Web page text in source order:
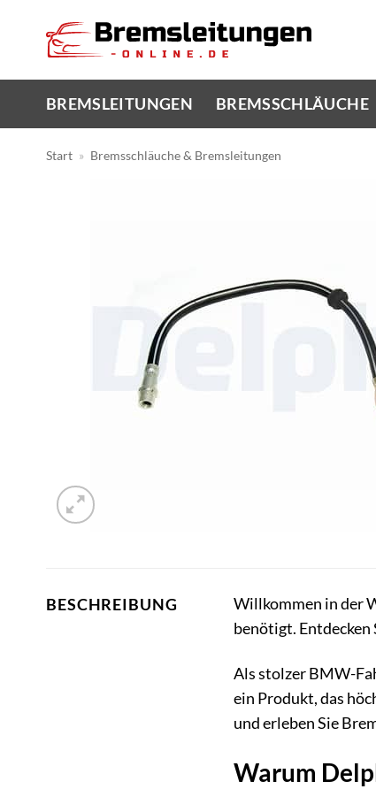
springen
BREMSLEITUNGEN BREMSSCHLÄUCHE
Start » Bremsschläuche & Bremsleitungen
BESCHREIBUNG
Willkommen in der
benötigt. Entdecken
Als stolzer BMW-
ein Produkt, das
und erleben Sie
Warum